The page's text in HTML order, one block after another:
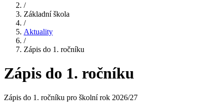
/
Základní škola
/
Aktuality
/
Zápis do 1. ročníku
Zápis do 1. ročníku
Zápis do 1. ročníku pro školní rok 2026/27